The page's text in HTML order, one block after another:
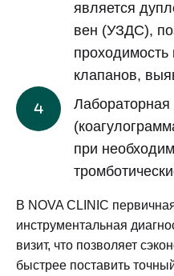
является
вен (УЗДС),
проходимость
клапанов,
Лабораторная
при
В NOVA CLINIC
инструментальная
визит, что позволяет
быстрее поставить